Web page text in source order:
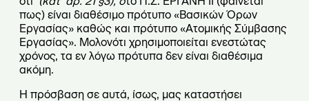
πως) είναι διαθέσιμο πρότυπο «Βασικών Όρων
Εργασίας» καθώς και πρότυπο «Ατομικής Σύμβασης
Εργασίας». Μολονότι χρησιμοποιείται ενεστώτας
χρόνος, τα εν λόγω πρότυπα δεν είναι διαθέσιμα
ακόμη.
Η πρόσβαση σε αυτά, ίσως, μας καταστήσει